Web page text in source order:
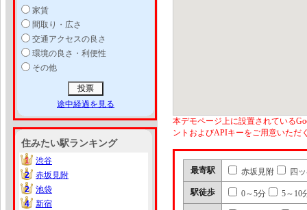
家賃
間取り・広さ
交通アクセスの良さ
環境の良さ・利便性
その他
途中経過を見る
住みたい駅ランキング
1
1
渋谷
2
2
赤坂見附
2
2
池袋
4
4
新宿
本デモページ上に設置されている
ントおよびAPIキーをご用意いただ
最寄駅 赤坂見附 四
駅徒歩 0～5分 5～10